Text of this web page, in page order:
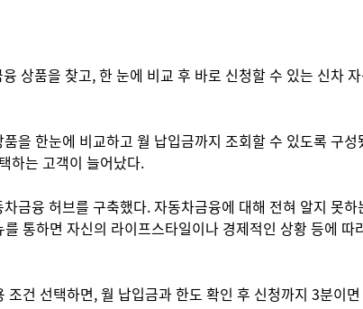
품을 찾고, 한 눈에 비교 후 바로 신청할 수 있는 신차
을 한눈에 비교하고 월 납입금까지 조회할 수 있도록 구
하는 고객이 늘어났다.
금융 허브를 구축했다. 자동차금융에 대해 전혀 알지 못
통하면 자신의 라이프스타일이나 경제적인 상황 등에
건 선택하면, 월 납입금과 한도 확인 후 신청까지 3분이